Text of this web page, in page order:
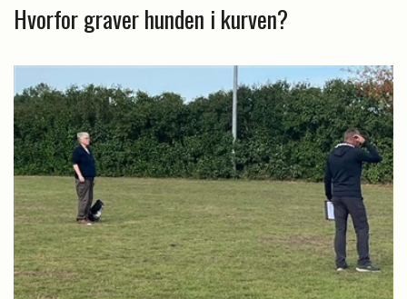
Hvorfor graver hunden i kurven?